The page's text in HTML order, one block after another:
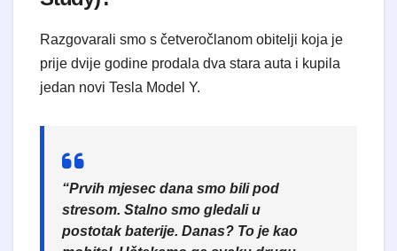
Razgovarali smo s četveročlanom obitelji koja je
prije dvije godine prodala dva stara auta i kupila
jedan novi Tesla Model Y.
“Prvih mjesec dana smo bili pod
stresom. Stalno smo gledali u
postotak baterije. Danas? To je kao